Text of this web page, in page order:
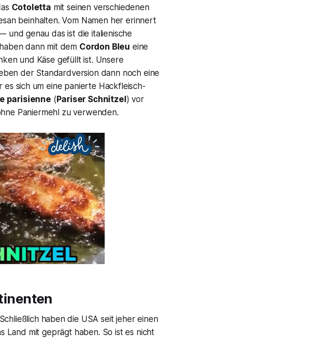
Cotoletta mit seinen verschiedenen
beinhalten. Vom Namen her erinnert
und genau das ist die italienische
haben dann mit dem Cordon Bleu eine
und Käse gefüllt ist. Unsere
der Standardversion dann noch eine
es sich um eine panierte Hackfleisch-
parisienne ( Pariser Schnitzel ) vor
Paniermehl zu verwenden.
haben die USA seit jeher einen
Land mit geprägt haben. So ist es nicht